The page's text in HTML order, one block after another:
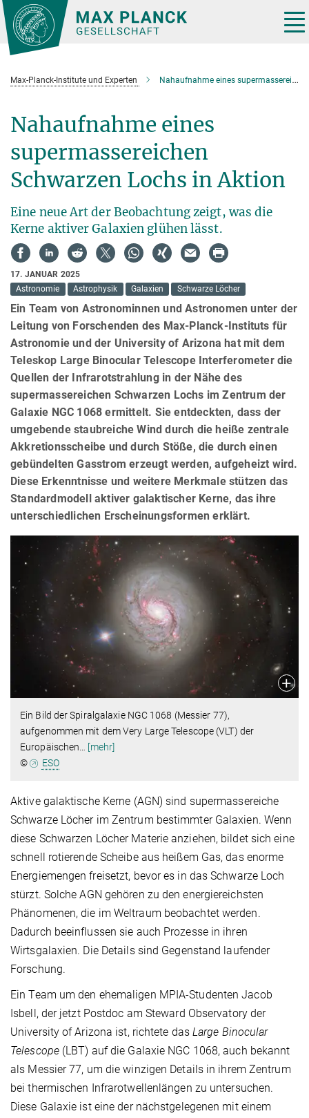
Hauptinhalt
Max-Planck-Institute und Experten Nahaufnahme eines supermassereichen Schwarzen Lochs in Aktion
Nahaufnahme eines
supermassereichen
Schwarzen Lochs in Aktion
Eine neue Art der Beobachtung zeigt, was die
Kerne aktiver Galaxien glühen lässt.
17. JANUAR 2025
Astronomie
Astrophysik Galaxien Schwarze Löcher
Ein Team von Astronominnen und Astronomen unter der
Leitung von Forschenden des Max-Planck-Instituts für
Astronomie und der University of Arizona hat mit dem
Teleskop Large Binocular Telescope Interferometer die
Quellen der Infrarotstrahlung in der Nähe des
supermassereichen Schwarzen Lochs im Zentrum der
Galaxie NGC 1068 ermittelt. Sie entdeckten, dass der
umgebende staubreiche Wind durch die heiße zentrale
Akkretionsscheibe und durch Stöße, die durch einen
gebündelten Gasstrom erzeugt werden, aufgeheizt wird.
Diese Erkenntnisse und weitere Merkmale stützen das
Standardmodell aktiver galaktischer Kerne, das ihre
unterschiedlichen Erscheinungsformen erklärt.
Ein Bild der Spiralgalaxie NGC 1068 (Messier 77),
aufgenommen mit dem Very Large Telescope (VLT) der
Europäischen… [mehr]
©
ESO
Aktive galaktische Kerne (AGN) sind supermassereiche
Schwarze Löcher im Zentrum bestimmter Galaxien. Wenn
diese Schwarzen Löcher Materie anziehen, bildet sich eine
schnell rotierende Scheibe aus heißem Gas, das enorme
Energiemengen freisetzt, bevor es in das Schwarze Loch
stürzt. Solche AGN gehören zu den energiereichsten
Phänomenen, die im Weltraum beobachtet werden.
Dadurch beeinflussen sie auch Prozesse in ihren
Wirtsgalaxien. Die Details sind Gegenstand laufender
Forschung.
Ein Team um den ehemaligen MPIA-Studenten Jacob
Isbell, der jetzt Postdoc am Steward Observatory der
University of Arizona ist, richtete dasLarge Binocular
Telescope(LBT) auf die Galaxie NGC 1068, auch bekannt
als Messier 77, um die winzigen Details in ihrem Zentrum
bei thermischen Infrarotwellenlängen zu untersuchen.
Diese Galaxie ist eine der nächstgelegenen mit einem